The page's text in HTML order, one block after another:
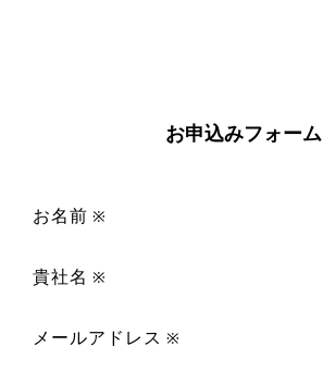
お申込みフォーム
お名前 ※
貴社名 ※
メールアドレス ※